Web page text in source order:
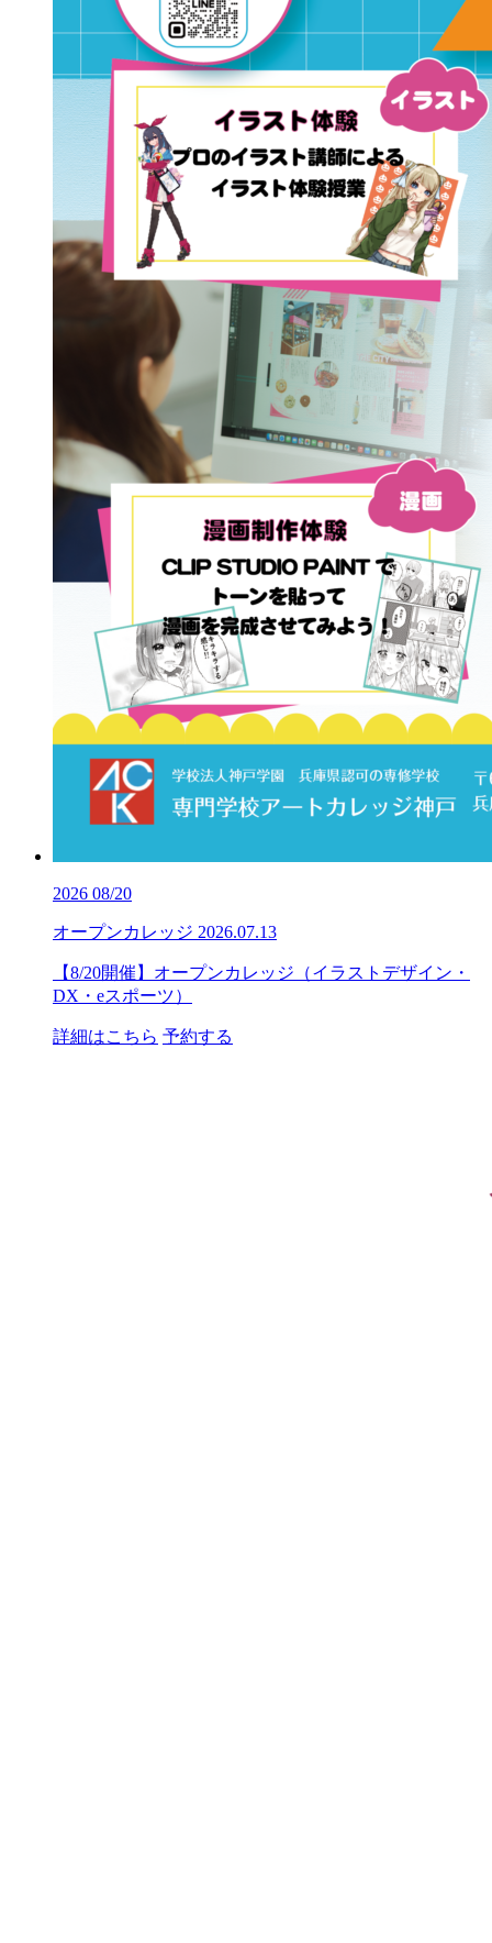
2026 08/20
オープンカレッジ 2026.07.13
【8/20開催】オープンカレッジ（イラストデザイン・
DX・eスポーツ）
詳細はこちら 予約する